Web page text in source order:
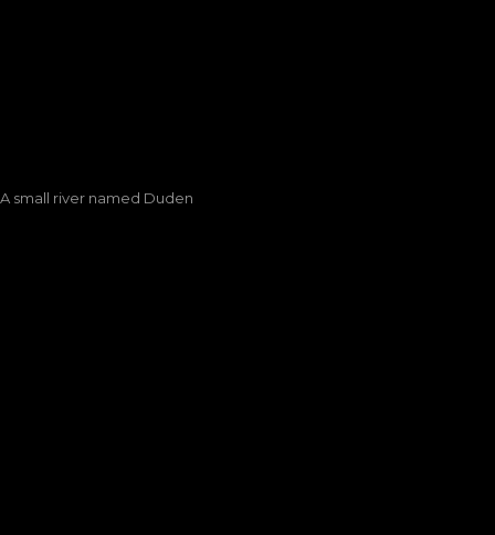
A small river named Duden